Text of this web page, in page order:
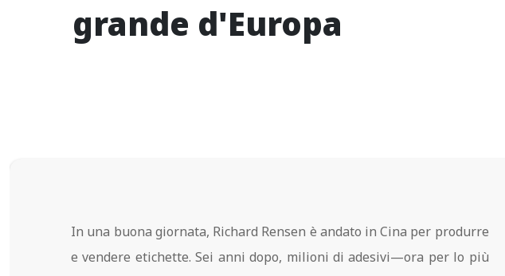
grande d'Europa
In una buona giornata, Richard Rensen è andato in Cina per produrre
e vendere etichette. Sei anni dopo, milioni di adesivi—ora per lo più